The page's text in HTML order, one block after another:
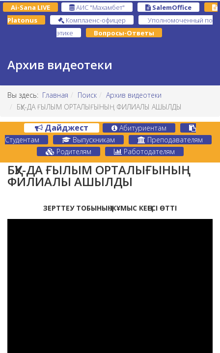
Ai-Sana LIVE АИС "Махамбет"
SalemOffice
Platonus
Комплаенс-офицер
Уполномоченный по
этике
Вопросы-Ответы
Архив видеотеки
Вы здесь: Главная Поиск
Архив видеотеки
БҚУ-ДА ҒЫЛЫМ ОРТАЛЫҒЫНЫҢ ФИЛИАЛЫ АШЫЛДЫ
Дайджест
Абитуриентам
Студентам
Выпускникам
Преподавателям
Родителям
Работодателям
БҚУ-ДА ҒЫЛЫМ ОРТАЛЫҒЫНЫҢ
ФИЛИАЛЫ АШЫЛДЫ
ЗЕРТТЕУ ТОБЫНЫҢ ЖҰМЫС КЕҢЕСІ ӨТТІ